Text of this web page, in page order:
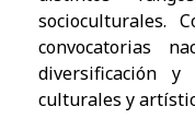
socioculturales.
convocatorias
diversificación y
culturales y